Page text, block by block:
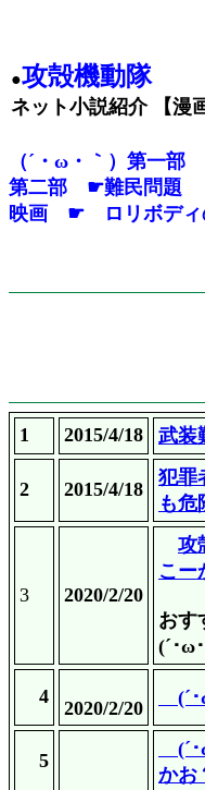
●攻殻機動隊
ネット小説紹介 【漫
（´・ω・｀）第一
第二部 ☛難民問題
映画 ☛ ロリボディ
1 2015/4/18 武装
2 2015/4/18
犯罪
も
3 2020/2/20
攻
こー
お
(´･ω
4
2020/2/20 (´･
5
(´･
かお